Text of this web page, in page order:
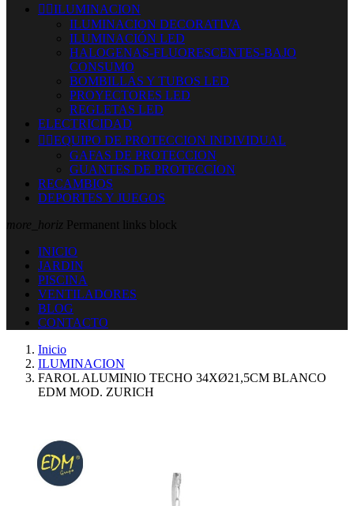
 ILUMINACION
ILUMINACION DECORATIVA
ILUMINACIÓN LED
HALOGENAS-FLUORESCENTES-BAJO
CONSUMO
BOMBILLAS Y TUBOS LED
PROYECTORES LED
REGLETAS LED
ELECTRICIDAD
 EQUIPO DE PROTECCION INDIVIDUAL
GAFAS DE PROTECCION
GUANTES DE PROTECCION
RECAMBIOS
DEPORTES Y JUEGOS
more_horiz Permanent links block
INICIO
JARDIN
PISCINA
VENTILADORES
BLOG
CONTACTO
Inicio
ILUMINACION
FAROL ALUMINIO TECHO 34XØ21,5CM BLANCO
EDM MOD. ZURICH